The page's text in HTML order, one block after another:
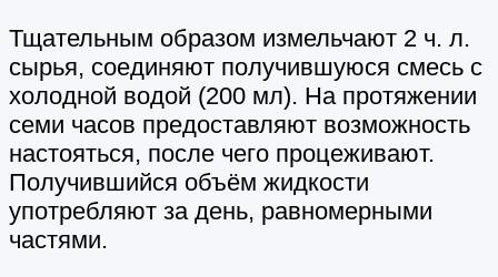
Тщательным образом измельчают 2 ч. л.
сырья, соединяют получившуюся смесь с
холодной водой (200 мл). На протяжении
семи часов предоставляют возможность
настояться, после чего процеживают.
Получившийся объём жидкости
употребляют за день, равномерными
частями.